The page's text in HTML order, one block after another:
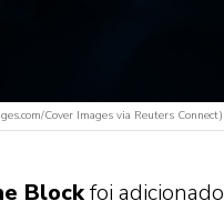
Cover Images via Reuters Connect)
Blockfoi